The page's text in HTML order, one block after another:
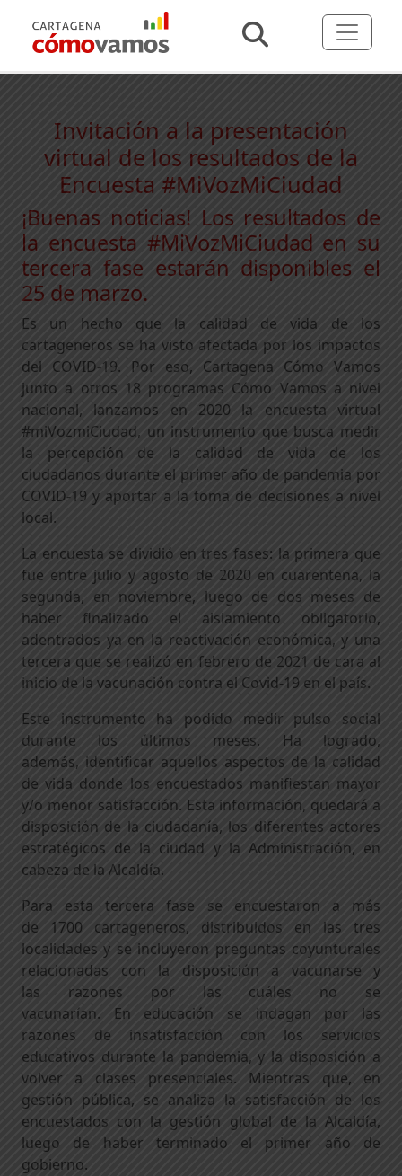
Invitación a la presentación
virtual de los resultados de la
Encuesta #MiVozMiCiudad
¡Buenas noticias! Los resultados de
la encuesta #MiVozMiCiudad en su
tercera fase estarán disponibles el
25 de marzo.
Es un hecho que la calidad de vida de los
cartageneros se ha visto afectada por los impactos
del COVID-19. Por eso, Cartagena Cómo Vamos
junto a otros 18 programas Cómo Vamos a nivel
nacional, lanzamos en 2020 la encuesta virtual
#miVozmiCiudad, un instrumento que busca medir
la percepción
de la calidad de vida de los
ciudadanos durante el primer año de pandemia por
COVID-19 y aportar a la toma de decisiones a nivel
local.
La encuesta se dividió en tres fases: la primera que
fue entre julio y agosto de 2020 en cuarentena, la
segunda, en noviembre, luego de dos meses de
haber finalizado el aislamiento obligatorio,
adentrados ya en la reactivación económica,y una
tercera que se realizó en febrero de 2021 de cara al
inicio de la vacunación contra el Covid-19 en el país.
Este instrumento ha podido medir pulso social
durante los últimos meses. Ha logrado,
además, identificar aquellos aspectos de la calidad
de vida donde los encuestados manifiestan mayor
y/o menor satisfacción. Esta información, quedará a
disposición de la ciudadanía, los diferentes actores
estratégicos de la ciudad y la Administración, en
cabeza de la Alcaldía.
Para estatercera fase se encuestaron a más
de 1700
cartageneros, distribuidos en las tres
localidades y se incluyeron preguntas coyunturales
relacionadas con la disposición a vacunarse y
las razones por las cuáles no se
vacunarían. En educación se indagan por las
razones de insatisfacción con los servicios
educativos durante la pandemia, y la disposición a
volver a clases presenciales. Mientras que, en
gestión pública, se analiza la satisfacción de los
encuestados con la gestión global de la Alcaldía,
luego de haber terminado el primer año de
gobierno.